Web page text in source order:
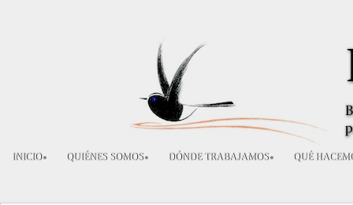
INICIO QUIÉNES SOMOS DÓNDE TRABAJAMOS QUÉ